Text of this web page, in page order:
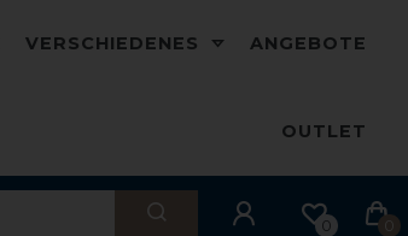
VERSCHIEDENES ANGEBOTE
OUTLET
0 0